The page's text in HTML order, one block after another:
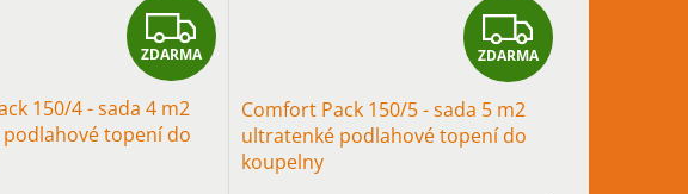
Z
D
ZDARMA
150/4 - sada 4 m2
topení do
Z
D
ZDARMA
Comfort Pack 150/5 - sada 5 m2
ultratenké podlahové topení do
koupelny